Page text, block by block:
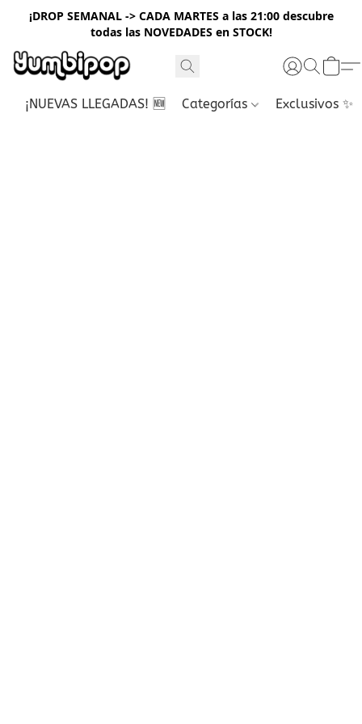
¡DROP SEMANAL -> CADA MARTES a las 21:00 descubre
todas las NOVEDADES en STOCK!
¡NUEVAS LLEGADAS! 🆕 Categorías Exclusivos ✨